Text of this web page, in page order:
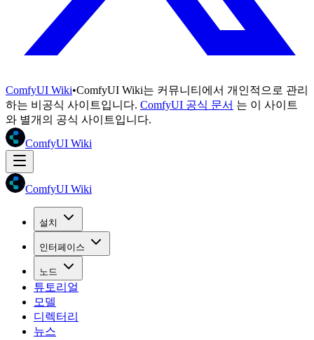
ComfyUI Wiki•ComfyUI Wiki는 커뮤니티에서 개인적으로 관리
하는 비공식 사이트입니다. ComfyUI 공식 문서 는 이 사이트
와 별개의 공식 사이트입니다.
ComfyUI Wiki
ComfyUI Wiki
설치
인터페이스
노드
튜토리얼
모델
디렉터리
뉴스